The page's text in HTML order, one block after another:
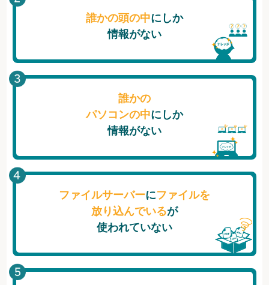
誰かの頭の中にしか
情報がない
誰かの
パソコンの中にしか
情報がない
ファイルサーバーにファイルを
放り込んでいるが
使われていない